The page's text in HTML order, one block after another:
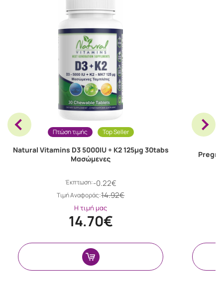
Πτώση τιμής Top Seller
Natural Vitamins D3 5000IU + K2 125μg 30tabs
Μασώμενες
Έκπτωση:-0.22€
Tιμή Αναφοράς:14.92€
Η τιμή μας
14.70€